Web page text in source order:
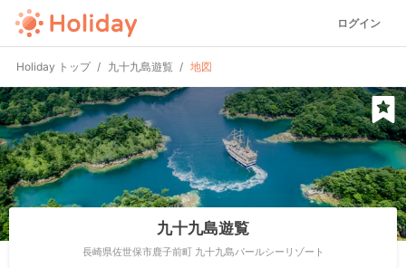
ログイン
Holiday トップ 九十九島遊覧 地図
九十九島遊覧
長崎県佐世保市鹿子前町 九十九島パールシーリゾート